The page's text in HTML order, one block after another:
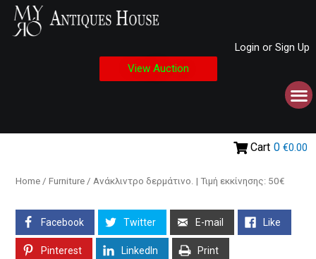
Login or Sign Up
View Auction
Cart 0 €0.00
Home / Furniture / Ανάκλιντρο δερμάτινο. | Τιμή εκκίνησης: 50€
Facebook Twitter E-mail Like
Pinterest LinkedIn Print